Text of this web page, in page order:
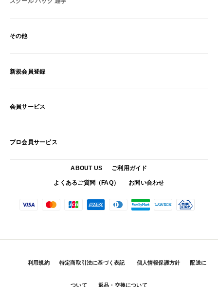
その他
新規会員登録
会員サービス
プロ会員サービス
ABOUT US ご利用ガイド
よくあるご質問（FAQ） お問い合わせ
利用規約 特定商取引法に基づく表記 個人情報保護方針 配送に
ついて 返品・交換について